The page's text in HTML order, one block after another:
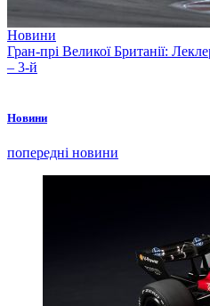
Новини
Гран-прі Великої Британії:
– 3-й
Новини
попередні новини